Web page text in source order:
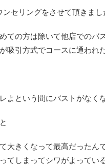
セリングをさせて頂きまし
ての方は除いて他店でのバ
吸引方式でコースに通われ
よという間にバストがなく
大きくなって最高だったん
てしまってシワがよってい